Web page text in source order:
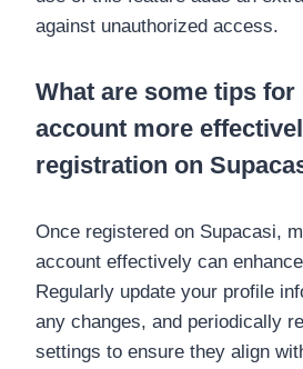
against unauthorized access.
What are some tips
account more
registration on
Once registered on Supacasi,
account effectively can
Regularly update your profile
any changes, and periodically
settings to ensure they align